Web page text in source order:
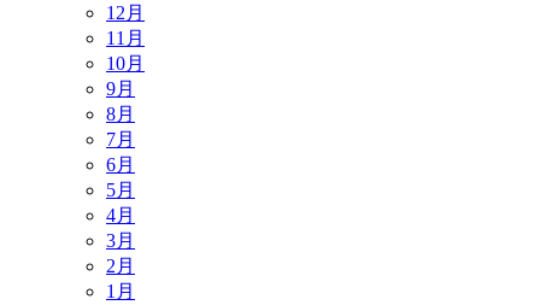
12月
11月
10月
9月
8月
7月
6月
5月
4月
3月
2月
1月